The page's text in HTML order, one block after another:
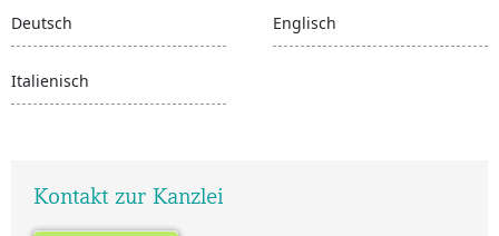
Deutsch Englisch
Italienisch
Kontakt zur Kanzlei